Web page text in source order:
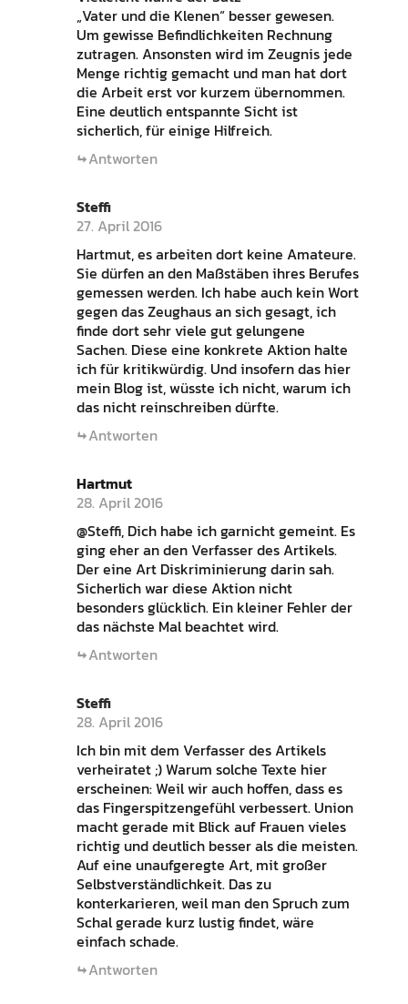
„Vater und die Klenen“ besser gewesen.
Um gewisse Befindlichkeiten Rechnung
zutragen. Ansonsten wird im Zeugnis jede
Menge richtig gemacht und man hat dort
die Arbeit erst vor kurzem übernommen.
Eine deutlich entspannte Sicht ist
sicherlich, für einige Hilfreich.
Antworten
Steffi
27. April 2016
Hartmut, es arbeiten dort keine Amateure.
Sie dürfen an den Maßstäben ihres Berufes
gemessen werden. Ich habe auch kein Wort
gegen das Zeughaus an sich gesagt, ich
finde dort sehr viele gut gelungene
Sachen. Diese eine konkrete Aktion halte
ich für kritikwürdig. Und insofern das hier
mein Blog ist, wüsste ich nicht, warum ich
das nicht reinschreiben dürfte.
Antworten
Hartmut
28. April 2016
@Steffi, Dich habe ich garnicht gemeint. Es
ging eher an den Verfasser des Artikels.
Der eine Art Diskriminierung darin sah.
Sicherlich war diese Aktion nicht
besonders glücklich. Ein kleiner Fehler der
das nächste Mal beachtet wird.
Antworten
Steffi
28. April 2016
Ich bin mit dem Verfasser des Artikels
verheiratet ;) Warum solche Texte hier
erscheinen: Weil wir auch hoffen, dass es
das Fingerspitzengefühl verbessert. Union
macht gerade mit Blick auf Frauen vieles
richtig und deutlich besser als die meisten.
Auf eine unaufgeregte Art, mit großer
Selbstverständlichkeit. Das zu
konterkarieren, weil man den Spruch zum
Schal gerade kurz lustig findet, wäre
einfach schade.
Antworten